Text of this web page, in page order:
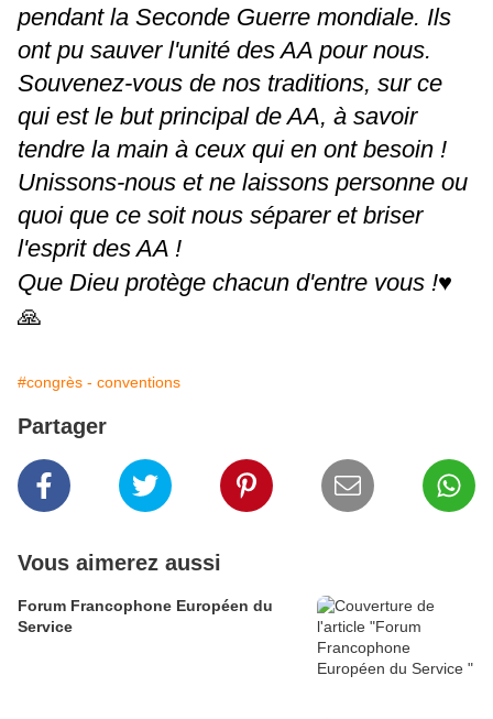
pendant la Seconde Guerre mondiale. Ils
ont pu sauver l'unité des AA pour nous.
Souvenez-vous de nos traditions, sur ce
qui est le but principal de AA, à savoir
tendre la main à ceux qui en ont besoin !
Unissons-nous et ne laissons personne ou
quoi que ce soit nous séparer et briser
l'esprit des AA !
Que Dieu protège chacun d'entre vous !♥️
🙏
#congrès - conventions
Partager
Vous aimerez aussi
Forum Francophone Européen du
Service